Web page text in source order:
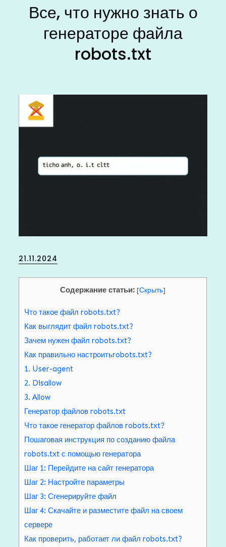
Все, что нужно знать о
генераторе файла
robots.txt
Posted
21.11.2024
Содержание статьи: [Скрыть]
Что такое файл robots.txt?
Как выглядит файл robots.txt?
Зачем нужен файл robots.txt?
Как правильно настроитьrobots.txt?
1. User-agent
2. Disallow
3. Allow
Генератор файлов robots.txt
Что такое генератор файлов robots.txt?
Пошаговая инструкция по созданию файла
robots.txt с помощью генератора
Шаг 1: Перейдите на сайт генератора
Шаг 2: Настройте параметры
Шаг 3: Сгенерируйте файл
Шаг 4: Скачайте и разместите файл на своем
сервере
Как проверить, работает ли файл robots.txt?